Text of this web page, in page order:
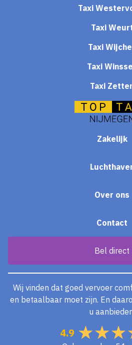
Taxi
Taxi
Taxi
Taxi
Taxi
Zakelijk
Over ons
Contact
Bel direct
Wij vinden dat goed vervoer
en betaalbaar moet zijn. En
u
4.9